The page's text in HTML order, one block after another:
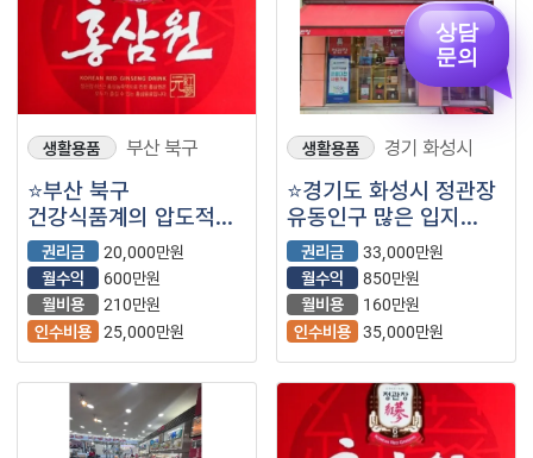
생활용품 부산 북구
⭐부산 북구
건강식품계의 압도적인
1등 ＂정관장＂ 입니다
⭐
권리금
20,000만원
월수익
600만원
월비용
210만원
인수비용 25,000만원
생활용품 경기 화성시
⭐경기도 화성시 정관장
유동인구 많은 입지
최상급 조건에서 매출
잘 나오는 매장입니다.
권리금
33,000만원
월수익
850만원
월비용
160만원
인수비용 35,000만원
상담
문의